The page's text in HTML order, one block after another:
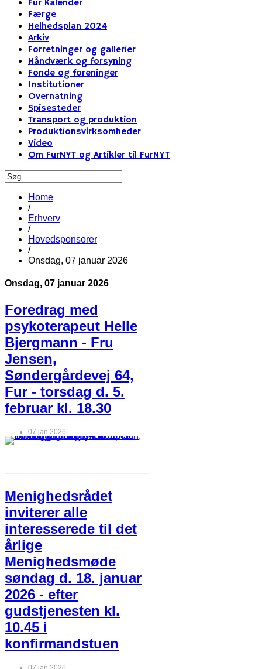
Fur Kalender
Færge
Helhedsplan 2024
Arkiv
Forretninger og gallerier
Håndværk og forsyning
Fonde og foreninger
Institutioner
Overnatning
Spisesteder
Transport og produktion
Produktionsvirksomheder
Video
Om FurNYT og Artikler til FurNYT
Home
/
Erhverv
/
Hovedsponsorer
/
Onsdag, 07 januar 2026
Onsdag, 07 januar 2026
Foredrag med
psykoterapeut Helle
Bjergmann - Fru
Jensen,
Søndergårdevej 64,
Fur - torsdag d. 5.
februar kl. 18.30
07 jan 2026
Menighedsrådet
inviterer alle
interesserede til det
årlige
Menighedsmøde
søndag d. 18. januar
2026 - efter
gudstjenesten kl.
10.45 i
konfirmandstuen